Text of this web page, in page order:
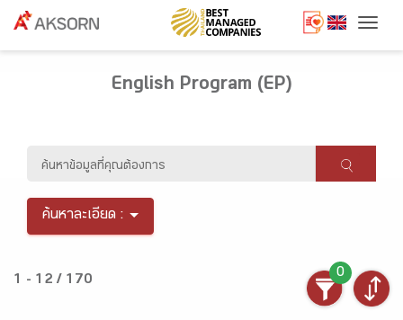
English Program (EP)
ค้นหาละเอียด :
1 - 12 / 170
0